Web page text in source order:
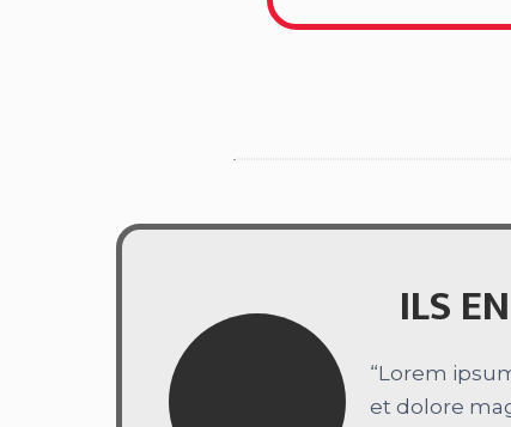
ILS
“Lorem
et dolore